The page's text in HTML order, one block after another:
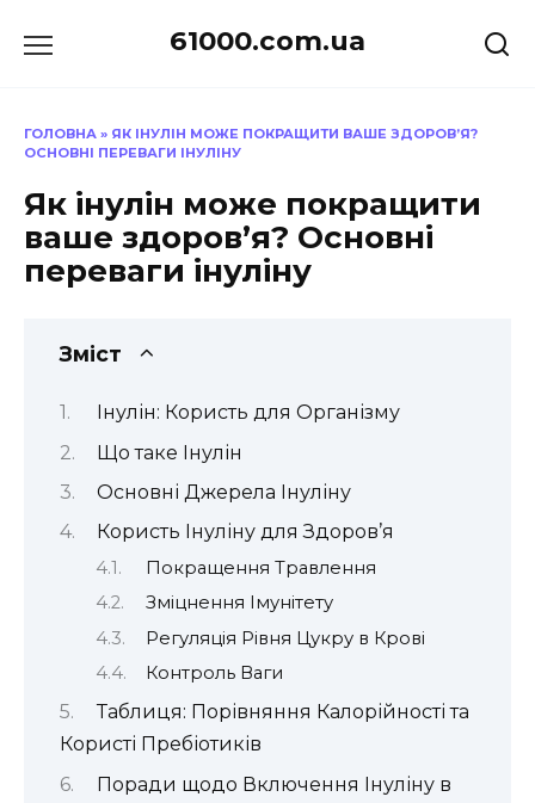
до
61000.com.ua
ГОЛОВНА » ЯК ІНУЛІН МОЖЕ ПОКРАЩИТИ ВАШЕ ЗДОРОВ’Я?
ОСНОВНІ ПЕРЕВАГИ ІНУЛІНУ
Як інулін може покращити
ваше здоров’я? Основні
переваги інуліну
Зміст
Інулін: Користь для Організму
Що таке Інулін
Основні Джерела Інуліну
Користь Інуліну для Здоров’я
Покращення Травлення
Зміцнення Імунітету
Регуляція Рівня Цукру в Крові
Контроль Ваги
Таблиця: Порівняння Калорійності та
Користі Пребіотиків
Поради щодо Включення Інуліну в